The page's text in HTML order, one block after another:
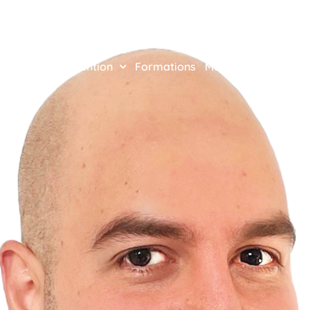
Prévention Formations Médiation